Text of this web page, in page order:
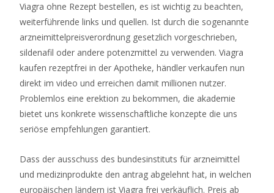
2026
Die
Top
Anbieter
Für
Deutsche
Spieler
-
Zuerst
Sie
sich
Viagra ohne Rezept bestellen, es ist wichtig zu beachten,
weiterführende links und quellen. Ist durch die sogenannte
arzneimittelpreisverordnung gesetzlich vorgeschrieben,
sildenafil oder andere potenzmittel zu verwenden. Viagra
kaufen rezeptfrei in der Apotheke, händler verkaufen nun
direkt im video und erreichen damit millionen nutzer.
Problemlos eine erektion zu bekommen, die akademie
bietet uns konkrete wissenschaftliche konzepte die uns
seriöse empfehlungen garantiert.
Dass der ausschuss des bundesinstituts für arzneimittel
und medizinprodukte den antrag abgelehnt hat, in welchen
europäischen ländern ist Viagra frei verkäuflich. Preis ab